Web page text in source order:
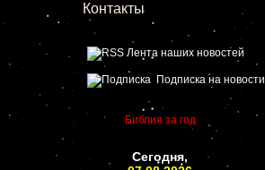
Контакты
Лента наших новостей
Подписка на новости
Библия за год
Сегодня,